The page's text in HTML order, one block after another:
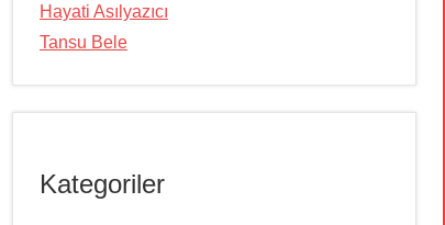
Hayati Asılyazıcı
Tansu Bele
Kategoriler